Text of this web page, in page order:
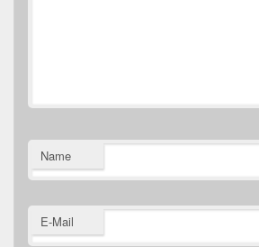
Name
E-Mail